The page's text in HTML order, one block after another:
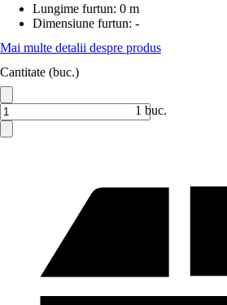
Lungime furtun: 0 m
Dimensiune furtun: -
Mai multe detalii despre produs
Cantitate (buc.)
1 buc.